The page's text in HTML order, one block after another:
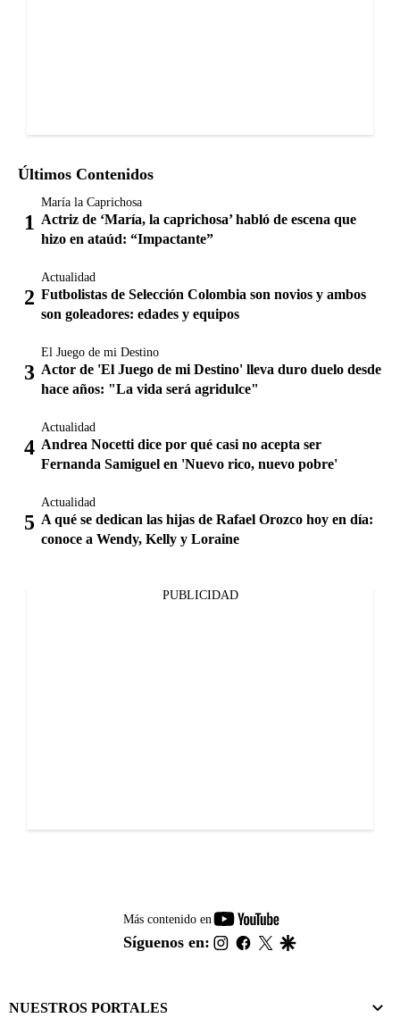
Últimos Contenidos
María la Caprichosa
Actriz de ‘María, la caprichosa’ habló de escena que
hizo en ataúd: “Impactante”
Actualidad
Futbolistas de Selección Colombia son novios y ambos
son goleadores: edades y equipos
El Juego de mi Destino
Actor de 'El Juego de mi Destino' lleva duro duelo desde
hace años: "La vida será agridulce"
Actualidad
Andrea Nocetti dice por qué casi no acepta ser
Fernanda Samiguel en 'Nuevo rico, nuevo pobre'
Actualidad
A qué se dedican las hijas de Rafael Orozco hoy en día:
conoce a Wendy, Kelly y Loraine
PUBLICIDAD
Más contenido en
youtube-
footer
Síguenos en: instagram
facebook
twitter
NUESTROS PORTALES